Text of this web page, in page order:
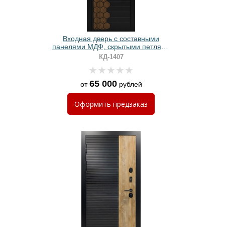
Входная дверь с составными
панелями МДФ, скрытыми петлями
и электронным замком
КД-1407
от65 000рублей
Оформить предзаказ